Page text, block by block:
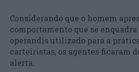
Considerando que o homem
comportamento que se
operandis utilizado para a
carteiristas, os agentes ficaram
alerta.